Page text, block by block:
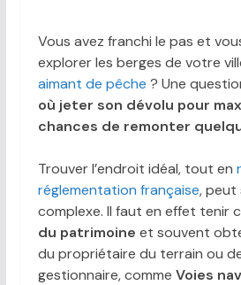
Vous avez franchi le pas et
explorer les berges de votre
aimant de pêche ? Une
où jeter son dévolu pour
chances de remonter
Trouver l’endroit idéal, tout en
réglementation française, peut
complexe. Il faut en effet tenir
du patrimoine et souvent
du propriétaire du terrain ou
gestionnaire, comme Voies